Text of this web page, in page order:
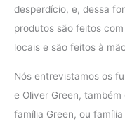
desperdício, e, dessa
produtos são feitos
locais e são feitos à
Nós entrevistamos os
e Oliver Green,
família Green, ou